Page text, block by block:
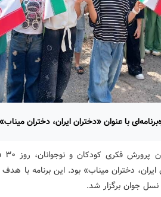
با عنوان «دختران ایران، دختران
ایران، دختران میناب» بود. این برنامه با
نسل جوان برگزار شد.